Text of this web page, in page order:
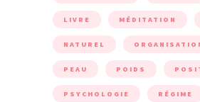
LIVRE MÉDITATION
NATUREL
PEAU POIDS
PSYCHOLOGIE RÉGIME